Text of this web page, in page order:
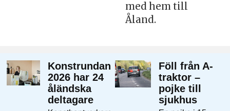
med hem till
Åland.